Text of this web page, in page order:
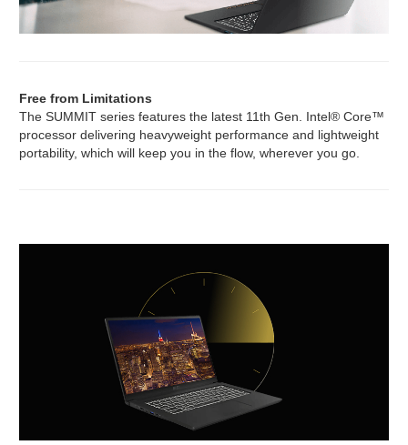
Free from Limitations
The SUMMIT series features the latest 11th Gen. Intel® Core™
processor delivering heavyweight performance and lightweight
portability, which will keep you in the flow, wherever you go.